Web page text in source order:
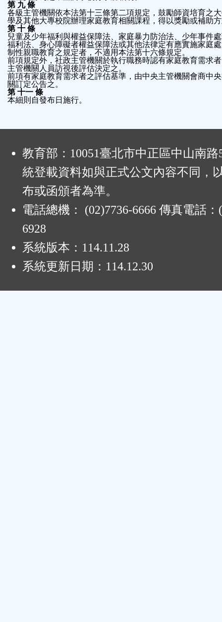
第 九 條
各級主管機關依本法第十三條第二項規定，鼓勵師資培育之
學及其他大專校院辦理家庭教育相關課程，得以獎勵或補助
第 十 條
兒童及少年福利與權益保障法、家庭暴力防治法、少年事件
福利法、身心障礙者權益保障法或其他法律定有應實施家庭
制性親職教育之規定者，不適用本法第十六條規定。
前項規定外，社政主管機關於執行職務時認有家庭教育需求
主管機關人員訪視後評估決定之。
前項有家庭教育需求者之評估基準，由中央主管機關會商中
關訂定公告之。
第 十一 條
本細則自發布日施行。
教育部：10051臺北市中正區中山南
統登載資料如與正式公文內容不同，
布或函頒者為準。
電話總機： (02)7736-6666 傳真電話：
6928
系統版本： 114.11.28
系統更新日期： 114.12.30